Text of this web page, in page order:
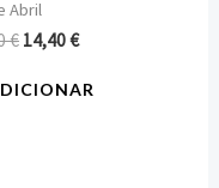
Abril
€ 14,40€